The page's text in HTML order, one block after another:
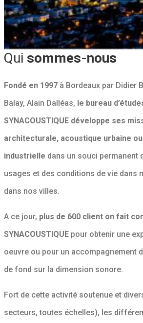
Qui sommes-nous
Fondé en 1997 à Bordeaux par Didier
Balay, Alain Dalléas, le bureau
SYNACOUSTIQUE développe ses
architecturale, acoustique urbaine
industrielle dans un souci permanent
usages et des conditions de vie dans
dans nos villes.
A ce jour, plus de 600 client on fait
SYNACOUSTIQUE pour obtenir une
oeuvre ou pour un accompagnement
de fond sur la dimension sonore.
Fort de cette activité soutenue et
secteurs, toutes échelles), les